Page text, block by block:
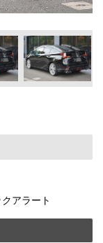
アラート